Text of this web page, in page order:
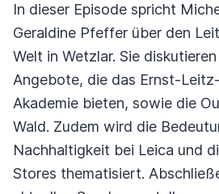
In dieser Episode spricht
Geraldine Pfeffer über den
Welt in Wetzlar. Sie
Angebote, die das Ernst-
Akademie bieten, sowie die
Wald. Zudem wird die
Nachhaltigkeit bei Leica und
Stores thematisiert.